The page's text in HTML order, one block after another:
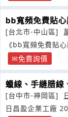
bb寬頻免費貼
[台北市-中山區]
《bb寬頻免費貼
度渡使用電腦
免費詢價
蠟線、手縫腊線
[台中市-神岡區]